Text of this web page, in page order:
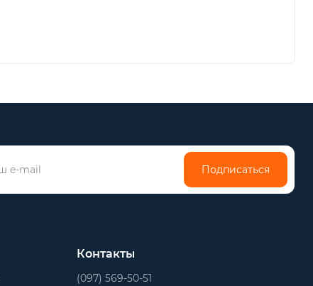
Подписаться
Контакты
(097) 569-50-51